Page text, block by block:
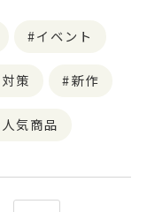
イベント
策 新作
人気商品